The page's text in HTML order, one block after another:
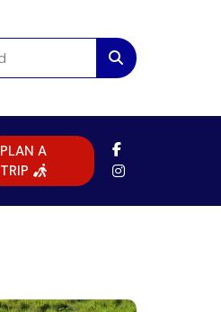
PLAN A
TRIP